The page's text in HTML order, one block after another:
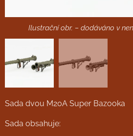
Ilustrační obr. – dodáváno v
Sada dvou M20A Super Bazooka
Sada obsahuje: